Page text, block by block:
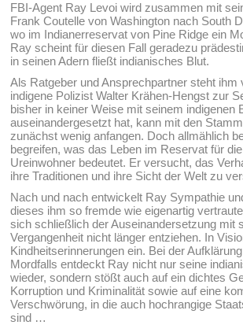
FBI-Agent Ray Levoi wird zusammen mit
Frank Coutelle von Washington nach South
wo im Indianerreservat von Pine Ridge ein
Ray scheint für diesen Fall geradezu
in seinen Adern fließt indianisches Blut.
Als Ratgeber und Ansprechpartner steht ihm
indigene Polizist Walter Krähen-Hengst zur
bisher in keiner Weise mit seinem indigenen
auseinandergesetzt hat, kann mit den
zunächst wenig anfangen. Doch allmählich
begreifen, was das Leben im Reservat für
Ureinwohner bedeutet. Er versucht, das
ihre Traditionen und ihre Sicht der Welt zu
Nach und nach entwickelt Ray Sympathie
dieses ihm so fremde wie eigenartig
sich schließlich der Auseinandersetzung mit
Vergangenheit nicht länger entziehen. In
Kindheitserinnerungen ein. Bei der
Mordfalls entdeckt Ray nicht nur seine
wieder, sondern stößt auch auf ein dichtes
Korruption und Kriminalität sowie auf eine
Verschwörung, in die auch hochrangige
sind …